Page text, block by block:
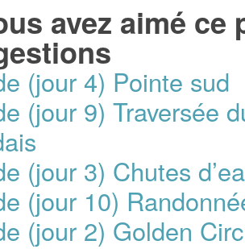
avez aimé
(jour 4) Pointe sud
(jour 9) Traversée
(jour 3) Chutes
(jour 10)
(jour 2) Golden